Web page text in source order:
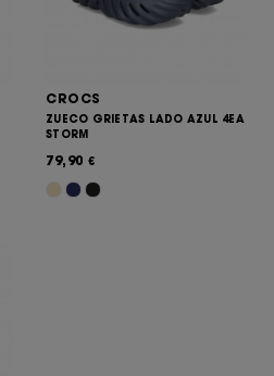
CROCS
ZUECO GRIETAS LADO AZUL 4EA
STORM
79,90 €